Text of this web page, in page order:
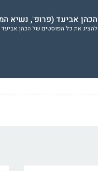
הכהן אביעד (פרופ', נשיא
להציג את כל הפוסטים של הכהן